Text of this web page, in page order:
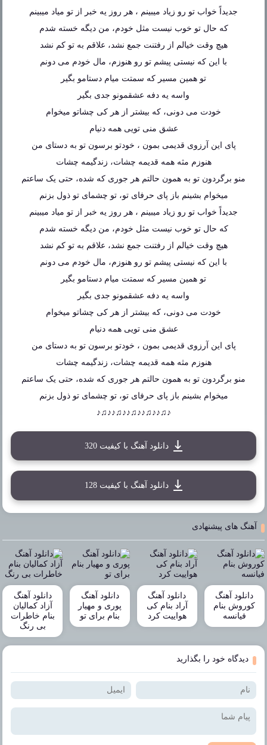
جدیداً خواب تو رو زیاد میبینم ، هر روز یه خبر از تو میاد میبینم
که حال تو خوب نیست مثل خودم، من دیگه خسته شدم
هیچ وقت خیالم از رفتنت جمع نشد، علاقم به تو کم نشد
با این که نیستی پیشم تو رو هنوزم، مال خودم می دونم
تو همین مسیر که سمتت میام دستامو بگیر
واسه یه دفه عشقمونو جدی بگیر
خودت می دونی، که بیشتر از هر کی چشاتو میخوام
عشق منی تویی همه دنیام
پای این آرزوی قدیمی بمون ، خودتو برسون تو به دستای من
هنوزم مثه همه قدیمه چشات، زندگیمه چشات
منو برگردون تو به همون حالتم هر جوری که شده، حتی یک ساعتم
میخوام بشینم باز پای حرفای تو، تو چشمای تو ذول بزنم
جدیداً خواب تو رو زیاد میبینم ، هر روز یه خبر از تو میاد میبینم
که حال تو خوب نیست مثل خودم، من دیگه خسته شدم
هیچ وقت خیالم از رفتنت جمع نشد، علاقم به تو کم نشد
با این که نیستی پیشم تو رو هنوزم، مال خودم می دونم
تو همین مسیر که سمتت میام دستامو بگیر
واسه یه دفه عشقمونو جدی بگیر
خودت می دونی، که بیشتر از هر کی چشاتو میخوام
عشق منی تویی همه دنیام
پای این آرزوی قدیمی بمون ، خودتو برسون تو به دستای من
هنوزم مثه همه قدیمه چشات، زندگیمه چشات
منو برگردون تو به همون حالتم هر جوری که شده، حتی یک ساعتم
میخوام بشینم باز پای حرفای تو، تو چشمای تو ذول بزنم
♪♫♪♪♫♪♪♫♪♪♫♪♪♫♪
دانلود آهنگ با کیفیت 320
دانلود آهنگ با کیفیت 128
آهنگ های پیشنهادی
دانلود آهنگ
کوروش بنام
فیانسه
دانلود آهنگ
آراد بنام کی
هواییت کرد
دانلود آهنگ
پوری و مهیار
بنام برای تو
دانلود آهنگ
آزاد کمالیان
بنام خاطرات
بی رنگ
دیدگاه خود را بگذارید